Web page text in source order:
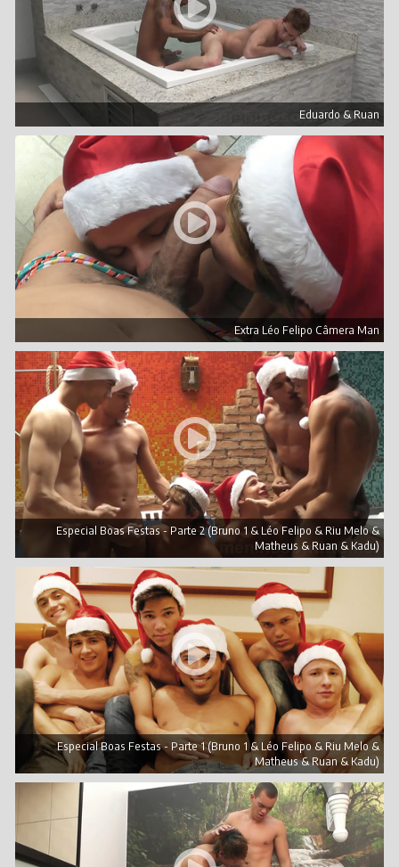
Eduardo & Ruan
Extra Léo Felipo Câmera Man
Especial Boas Festas - Parte 2 (Bruno 1 & Léo Felipo & Riu Melo &
Matheus & Ruan & Kadu)
Especial Boas Festas - Parte 1 (Bruno 1 & Léo Felipo & Riu Melo &
Matheus & Ruan & Kadu)